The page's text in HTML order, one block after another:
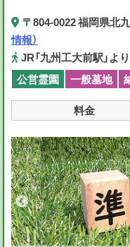
〒804-0022 福岡県北
情報）
JR「九州工大前駅」よ
公営霊園 一般墓地
料金